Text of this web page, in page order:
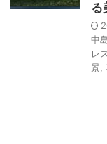
る
中
レ
景